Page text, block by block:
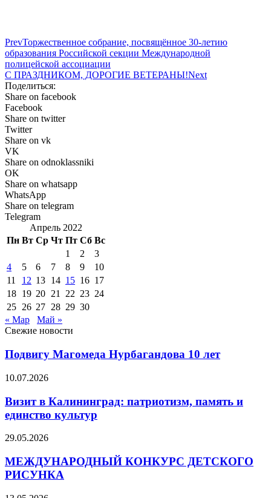
PrevТоржественное собрание, посвящённое 30-летию
образования Российской секции Международной
полицейской ассоциации
С ПРАЗДНИКОМ, ДОРОГИЕ ВЕТЕРАНЫ!Next
Поделиться:
Share on facebook
Facebook
Share on twitter
Twitter
Share on vk
VK
Share on odnoklassniki
OK
Share on whatsapp
WhatsApp
Share on telegram
Telegram
Апрель 2022
Пн Вт Ср Чт Пт Сб Вс
1
2
3
4
5 6 7 8 9
10
11
12 13 14 15 16 17
18 19 20 21 22 23 24
25 26 27 28 29 30
« Мар
Май »
Свежие новости
Подвигу Магомеда Нурбагандова 10 лет
10.07.2026
Визит в Калининград: патриотизм, память и
единство культур
29.05.2026
МЕЖДУНАРОДНЫЙ КОНКУРС ДЕТСКОГО
РИСУНКА